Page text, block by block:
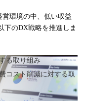
環境の中、低い収益
下のDX戦略を推進しま
る取り組み
コスト削減に対する取